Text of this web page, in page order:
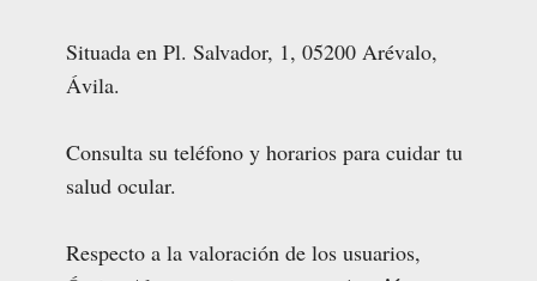
Situada en Pl. Salvador, 1, 05200 Arévalo,
Ávila.
Consulta su teléfono y horarios para cuidar tu
salud ocular.
Respecto a la valoración de los usuarios,